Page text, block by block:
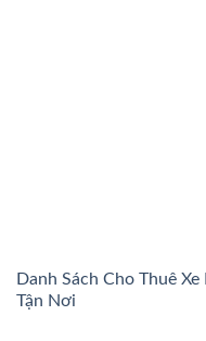
Danh Sách Cho Thuê
Tận Nơi